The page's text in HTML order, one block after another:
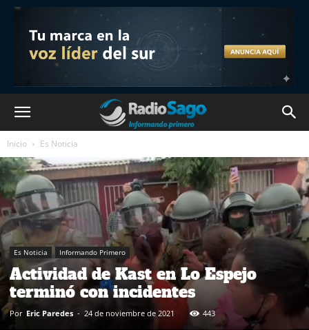
Inicio Es Noticia
Es Noticia Informando Primero
Actividad de Kast en Lo Espejo
terminó con incidentes
Por Eric Paredes - 24 de noviembre de 2021 443